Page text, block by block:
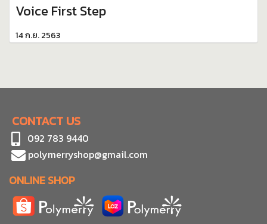
Voice First Step
14 ก.ย. 2563
CONTACT US
092 783 9440
polymerryshop@gmail.com
ONLINE SHOP